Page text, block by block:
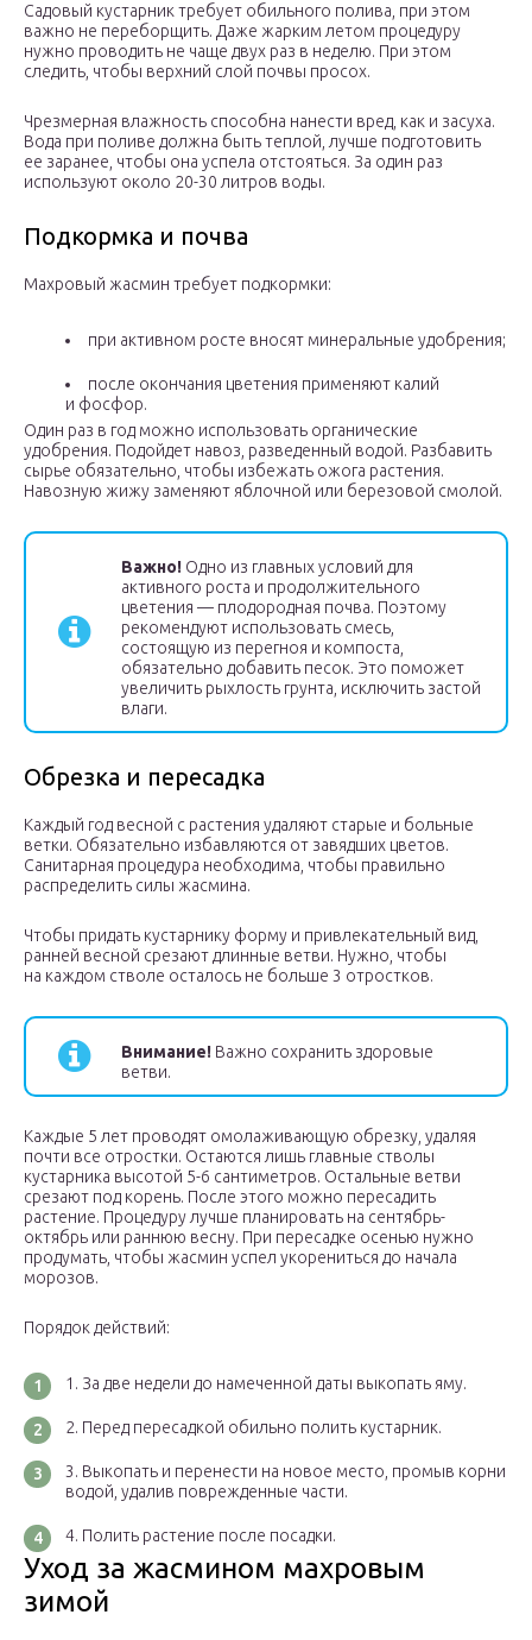
Садовый кустарник требует обильного полива, при этом
важно не переборщить. Даже жарким летом процедуру
нужно проводить не чаще двух раз в неделю. При этом
следить, чтобы верхний слой почвы просох.
Чрезмерная влажность способна нанести вред, как и засуха.
Вода при поливе должна быть теплой, лучше подготовить
ее заранее, чтобы она успела отстояться. За один раз
используют около 20-30 литров воды.
Подкормка и почва
Махровый жасмин требует подкормки:
при активном росте вносят минеральные удобрения;
после окончания цветения применяют калий
и фосфор.
Один раз в год можно использовать органические
удобрения. Подойдет навоз, разведенный водой. Разбавить
сырье обязательно, чтобы избежать ожога растения.
Навозную жижу заменяют яблочной или березовой смолой.
Важно! Одно из главных условий для
активного роста и продолжительного
цветения — плодородная почва. Поэтому
рекомендуют использовать смесь,
состоящую из перегноя и компоста,
обязательно добавить песок. Это поможет
увеличить рыхлость грунта, исключить застой
влаги.
Обрезка и пересадка
Каждый год весной с растения удаляют старые и больные
ветки. Обязательно избавляются от завядших цветов.
Санитарная процедура необходима, чтобы правильно
распределить силы жасмина.
Чтобы придать кустарнику форму и привлекательный вид,
ранней весной срезают длинные ветви. Нужно, чтобы
на каждом стволе осталось не больше 3 отростков.
Внимание! Важно сохранить здоровые
ветви.
Каждые 5 лет проводят омолаживающую обрезку, удаляя
почти все отростки. Остаются лишь главные стволы
кустарника высотой 5-6 сантиметров. Остальные ветви
срезают под корень. После этого можно пересадить
растение. Процедуру лучше планировать на сентябрь-
октябрь или раннюю весну. При пересадке осенью нужно
продумать, чтобы жасмин успел укорениться до начала
морозов.
Порядок действий:
За две недели до намеченной даты выкопать яму.
Перед пересадкой обильно полить кустарник.
Выкопать и перенести на новое место, промыв корни
водой, удалив поврежденные части.
Полить растение после посадки.
Уход за жасмином махровым
зимой